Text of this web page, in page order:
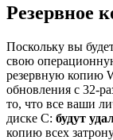
Резервное
Поскольку вы
свою
резервную копию
обновления с 32-
то, что все ваши
диске С: будут
копию всех